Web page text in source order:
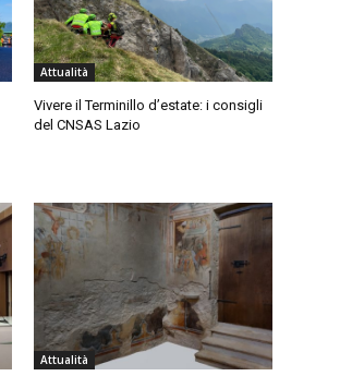
Attualità
Vivere il Terminillo d’estate: i consigli
del CNSAS Lazio
Attualità